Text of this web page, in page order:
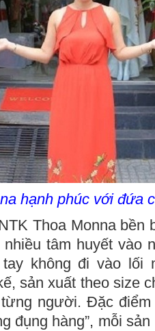
hạnh phúc với đứa
Thoa Monna bền
tâm huyết vào
không đi vào lối
sản xuất theo size
người. Đặc
đụng hàng”, mỗi